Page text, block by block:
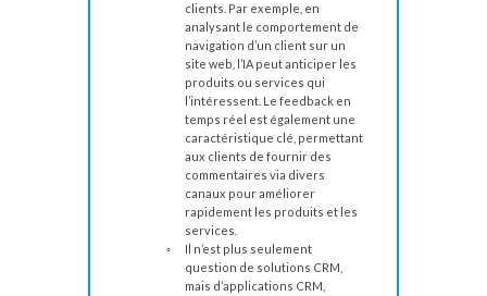
clients. Par exemple, en
analysant le comportement de
navigation d’un client sur un
site web, l’IA peut anticiper les
produits ou services qui
l’intéressent. Le feedback en
temps réel est également une
caractéristique clé, permettant
aux clients de fournir des
commentaires via divers
canaux pour améliorer
rapidement les produits et les
services.
Il n’est plus seulement
question de solutions CRM,
mais d’applications CRM,